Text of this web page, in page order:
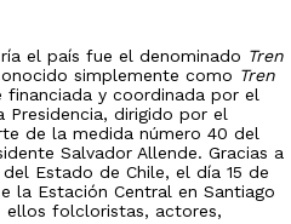
el país fue el denominado Tren
simplemente como Tren
financiada y coordinada por el
Presidencia, dirigido por el
de la medida número 40 del
Salvador Allende. Gracias a
Estado de Chile, el día 15 de
la Estación Central en Santiago
ellos folcloristas, actores,